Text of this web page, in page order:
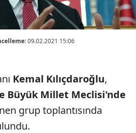
09.02.2021 15:06
Kemal Kılıçdaroğlu,
Büyük Millet Meclisi'nde
grup toplantısında